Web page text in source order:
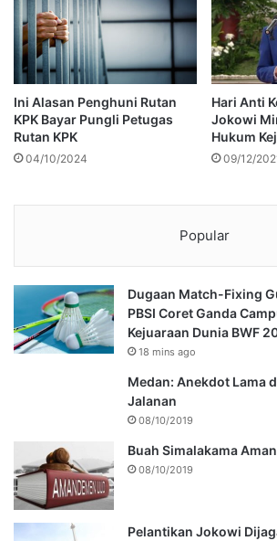
Ini Alasan Penghuni Rutan
KPK Bayar Pungli Petugas
Rutan KPK
04/10/2024
Hari Anti
Jokowi
Hukum
09/12/
Popular
Dugaan Match-Fixing
PBSI Coret Ganda
Kejuaraan Dunia BWF
18 mins ago
Medan: Anekdot Lama
Jalanan
08/10/2019
Buah Simalakama
08/10/2019
Pelantikan Jokowi